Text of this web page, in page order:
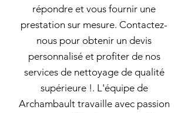
répondre et vous fournir une
prestation sur mesure. Contactez-
nous pour obtenir un devis
personnalisé et profiter de nos
services de nettoyage de qualité
supérieure !. L'équipe de
Archambault travaille avec passion